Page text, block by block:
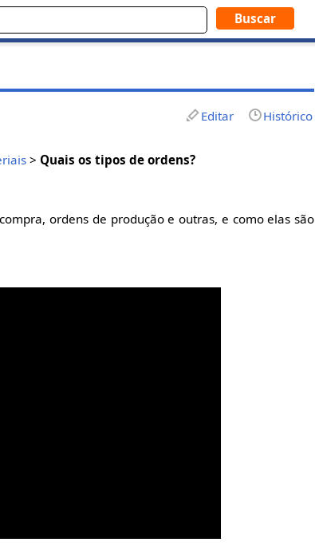
Editar Histórico
> Quais os tipos de ordens?
ordens de produção e outras, e como elas são